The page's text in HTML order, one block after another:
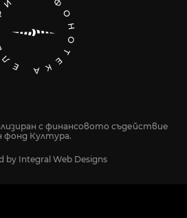
с финансовото съдействие
фонд Култура.
by Integral Web Designs